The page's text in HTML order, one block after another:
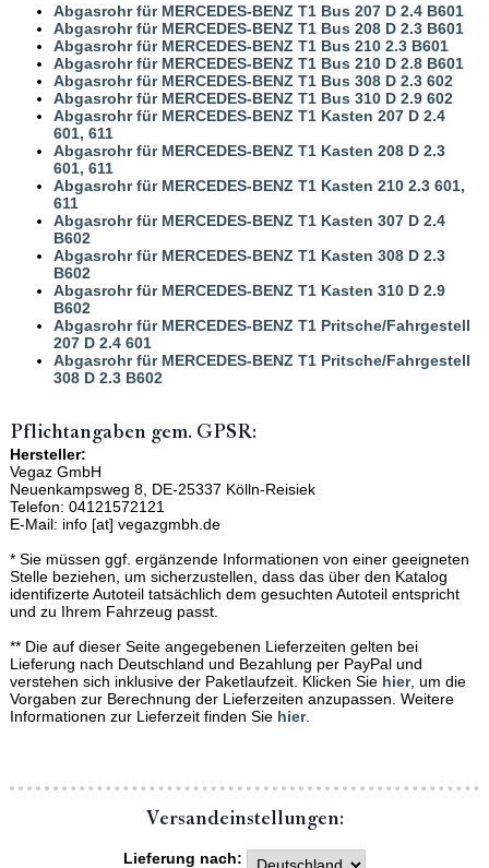
Abgasrohr für MERCEDES-BENZ T1 Bus 207 D 2.4 B601
Abgasrohr für MERCEDES-BENZ T1 Bus 208 D 2.3 B601
Abgasrohr für MERCEDES-BENZ T1 Bus 210 2.3 B601
Abgasrohr für MERCEDES-BENZ T1 Bus 210 D 2.8 B601
Abgasrohr für MERCEDES-BENZ T1 Bus 308 D 2.3 602
Abgasrohr für MERCEDES-BENZ T1 Bus 310 D 2.9 602
Abgasrohr für MERCEDES-BENZ T1 Kasten 207 D 2.4
601, 611
Abgasrohr für MERCEDES-BENZ T1 Kasten 208 D 2.3
601, 611
Abgasrohr für MERCEDES-BENZ T1 Kasten 210 2.3 601,
611
Abgasrohr für MERCEDES-BENZ T1 Kasten 307 D 2.4
B602
Abgasrohr für MERCEDES-BENZ T1 Kasten 308 D 2.3
B602
Abgasrohr für MERCEDES-BENZ T1 Kasten 310 D 2.9
B602
Abgasrohr für MERCEDES-BENZ T1 Pritsche/Fahrgestell
207 D 2.4 601
Abgasrohr für MERCEDES-BENZ T1 Pritsche/Fahrgestell
308 D 2.3 B602
Pflichtangaben gem. GPSR:
Hersteller:
Vegaz GmbH
Neuenkampsweg 8, DE-25337 Kölln-Reisiek
Telefon: 04121572121
E-Mail: info [at] vegazgmbh.de
* Sie müssen ggf. ergänzende Informationen von einer geeigneten
Stelle beziehen, um sicherzustellen, dass das über den Katalog
identifizerte Autoteil tatsächlich dem gesuchten Autoteil entspricht
und zu Ihrem Fahrzeug passt.
** Die auf dieser Seite angegebenen Lieferzeiten gelten bei
Lieferung nach Deutschland und Bezahlung per PayPal und
verstehen sich inklusive der Paketlaufzeit. Klicken Sie hier, um die
Vorgaben zur Berechnung der Lieferzeiten anzupassen. Weitere
Informationen zur Lieferzeit finden Sie hier.
Versand­einstellungen:
Lieferung nach: